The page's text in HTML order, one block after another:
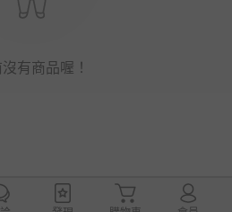
沒有商品喔！